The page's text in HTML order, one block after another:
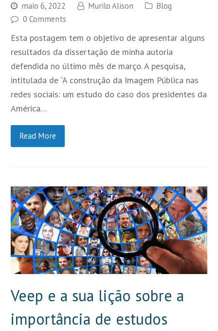
maio 6, 2022 Murilo Alison
Blog
0 Comments
Esta postagem tem o objetivo de apresentar alguns
resultados da dissertação de minha autoria
defendida no último mês de março. A pesquisa,
intitulada de “A construção da Imagem Pública nas
redes sociais: um estudo do caso dos presidentes da
América…
Read More
Veep e a sua lição sobre a
importância de estudos